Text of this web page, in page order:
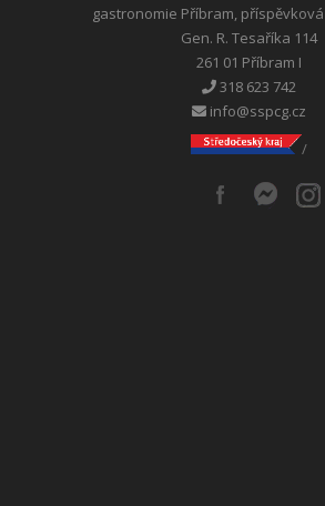
gastronomie Příbram,
Gen. R. Tesaříka 114
261 01 Příbram I
318 623 742
info@sspcg.cz
/